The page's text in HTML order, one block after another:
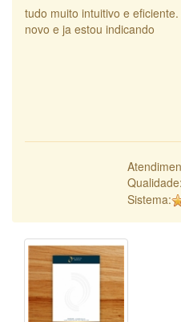
tudo muito intuitivo e
novo e ja estou indicando
Qualidade:
Sistema: